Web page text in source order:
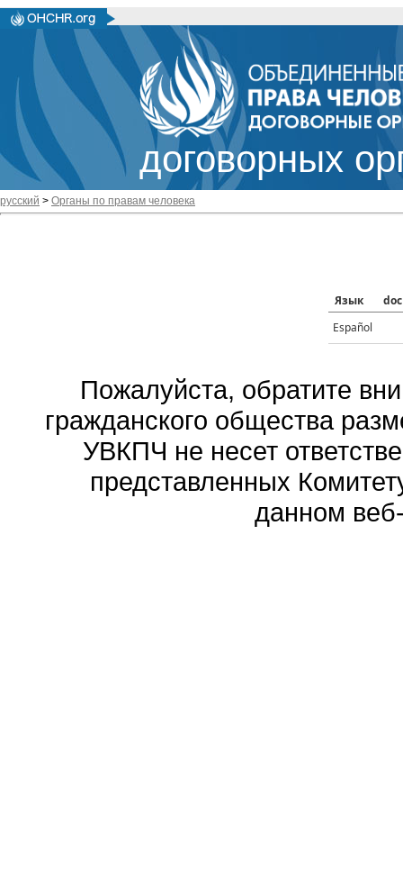
договорных
русский > Органы по правам человека
Язык
doc
Español
Пожалуйста, обратите
гражданского общества
УВКПЧ не несет
представленных
данном